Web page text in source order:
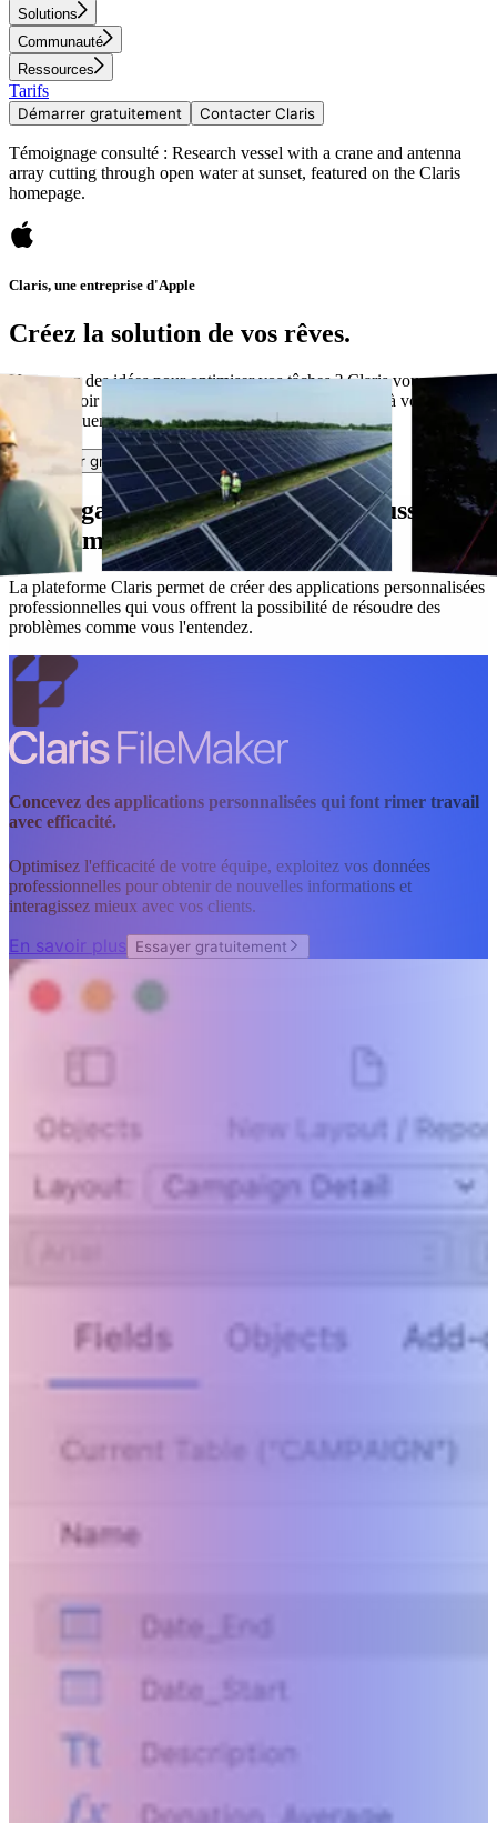
Solutions
Communauté
Ressources
Tarifs
Démarrer gratuitement Contacter Claris
Témoignage consulté : Research vessel with a crane and antenna
array cutting through open water at sunset, featured on the Claris
homepage.
Claris, une entreprise d'Apple
Créez la solution de vos rêves.
Vous avez des idées pour optimiser vos tâches ? Claris vous permet
de concevoir des applications personnalisées adaptées à vos besoins
et qui évoluent en même temps que votre entreprise.
Démarrer gratuitement Contacter Claris
Notre gamme quatre étoiles est aussi
performante que vous.
La plateforme Claris permet de créer des applications personnalisées
professionnelles qui vous offrent la possibilité de résoudre des
problèmes comme vous l'entendez.
Concevez des applications personnalisées qui font rimer travail
avec efficacité.
Optimisez l'efficacité de votre équipe, exploitez vos données
professionnelles pour obtenir de nouvelles informations et
interagissez mieux avec vos clients.
En savoir plus Essayer gratuitement